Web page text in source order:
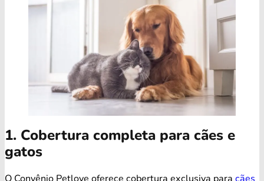
1. Cobertura completa para cães e
gatos